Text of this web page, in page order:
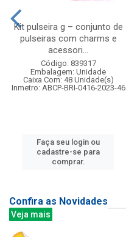
Kit pulseira g – conjunto de
pulseiras com charms e
acessori...
Código: 839317
Embalagem: Unidade
Caixa Com: 48 Unidade(s)
Inmetro: ABCP-BRI-0416-2023-46
Faça seu login ou
cadastre-se para
comprar.
Confira as Novidades
Veja mais